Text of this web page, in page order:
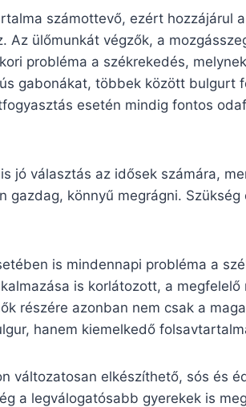
számottevő, ezért hozzájárul
Az ülőmunkát végzők, a
probléma a székrekedés,
gabonákat, többek között bulgurt
esetén mindig fontos
jó választás az idősek számára,
gazdag, könnyű megrágni.
is mindennapi probléma a
is korlátozott, a
részére azonban nem csak a
hanem kiemelkedő
változatosan elkészíthető, sós és
a legválogatósabb gyerekek is